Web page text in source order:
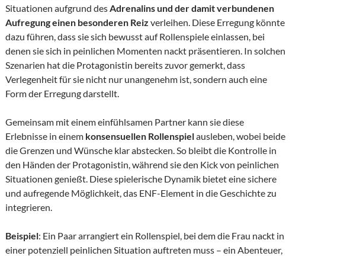
Situationen aufgrund desAdrenalins und der damit verbundenen
Aufregung einen besonderen Reiz verleihen. Diese Erregung könnte
dazu führen, dass sie sich bewusst auf Rollenspiele einlassen, bei
denen sie sich in peinlichen Momenten nackt präsentieren. In solchen
Szenarien hat die Protagonistin bereits zuvor gemerkt, dass
Verlegenheit für sie nicht nur unangenehm ist, sondern auch eine
Form der Erregung darstellt.
Gemeinsam mit einem einfühlsamen Partner kann sie diese
Erlebnisse in einem konsensuellen Rollenspielausleben, wobei beide
die Grenzen und Wünsche klar abstecken. So bleibt die Kontrolle in
den Händen der Protagonistin, während sie den Kick von peinlichen
Situationen genießt. Diese spielerische Dynamik bietet eine sichere
und aufregende Möglichkeit, das ENF-Element in die Geschichte zu
integrieren.
Beispiel: Ein Paar arrangiert ein Rollenspiel, bei dem die Frau nackt in
einer potenziell peinlichen Situation auftreten muss – ein Abenteuer,